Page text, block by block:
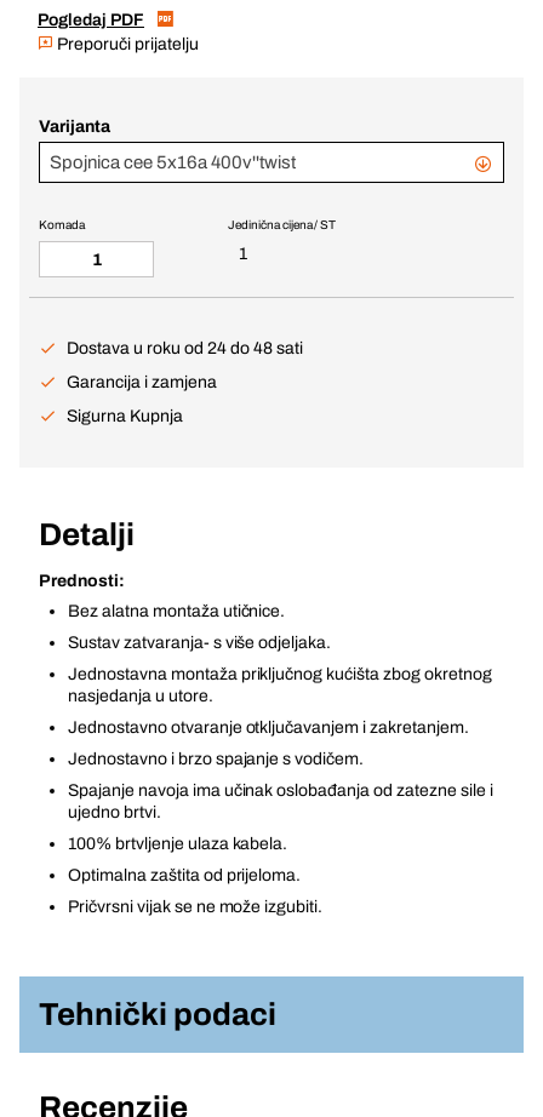
Pogledaj PDF
Preporuči prijatelju
Varijanta
Spojnica cee 5x16a 400v''twist
Jedinična cijena / ST
1
Komada
Dostava u roku od 24 do 48 sati
Garancija i zamjena
Sigurna Kupnja
Detalji
Prednosti:
Bez alatna montaža utičnice.
Sustav zatvaranja- s više odjeljaka.
Jednostavna montaža priključnog kućišta zbog okretnog
nasjedanja u utore.
Jednostavno otvaranje otključavanjem i zakretanjem.
Jednostavno i brzo spajanje s vodičem.
Spajanje navoja ima učinak oslobađanja od zatezne sile i
ujedno brtvi.
100% brtvljenje ulaza kabela.
Optimalna zaštita od prijeloma.
Pričvrsni vijak se ne može izgubiti.
Tehnički podaci
Recenzije